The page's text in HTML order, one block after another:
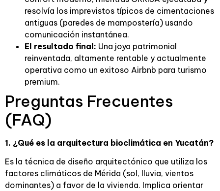
resolvía los imprevistos típicos de cimentaciones
antiguas (paredes de mampostería) usando
comunicación instantánea.
El resultado final: Una joya patrimonial
reinventada, altamente rentable y actualmente
operativa como un exitoso Airbnb para turismo
premium.
Preguntas Frecuentes
(FAQ)
1. ¿Qué es la arquitectura bioclimática en Yucatán?
Es la técnica de diseño arquitectónico que utiliza los
factores climáticos de Mérida (sol, lluvia, vientos
dominantes) a favor de la vivienda. Implica orientar